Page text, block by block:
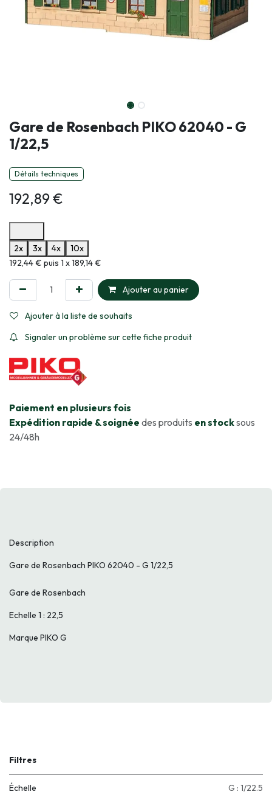
Gare de Rosenbach PIKO 62040 - G
1/22,5
Détails techniques
192,89€
2x
3x 4x
10x
Informations sur le plan de paiement sélectionné
192,44 € puis 1 x 189,14 €
Ajouter au panier
Ajouter à la liste de souhaits
Signaler un problème sur cette fiche produit
​Paiement en plusieurs fois
Expédition rapide & soignée des produits en stocksous
24/48h
Description
Gare de Rosenbach PIKO 62040 - G 1/22,5
Gare de Rosenbach
Echelle 1 : 22,5
Marque PIKO G
Filtres
Échelle G : 1/22.5